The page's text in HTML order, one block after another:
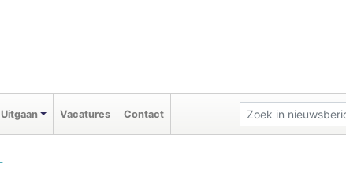
Uitgaan Vacatures Contact